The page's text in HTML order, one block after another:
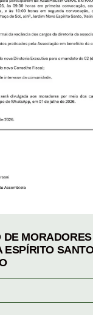
DE
ESPÍRITO